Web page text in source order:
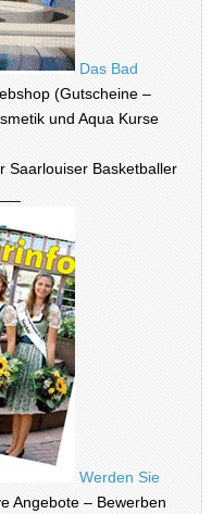
Das Bad
(Gutscheine –
und Aqua Kurse
Saarlouiser Basketballer
Werden Sie
Angebote – Bewerben